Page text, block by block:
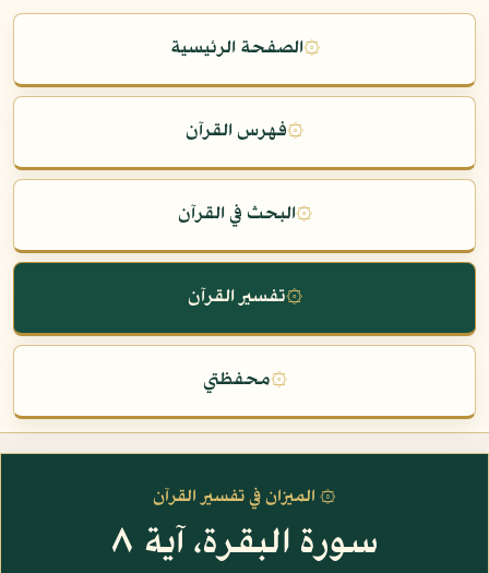
۞الصفحة الرئيسية
۞فهرس القرآن
۞البحث في القرآن
۞تفسير القرآن
۞محفظتي
۞ الميزان في تفسير القرآن
سورة البقرة، آية ٨